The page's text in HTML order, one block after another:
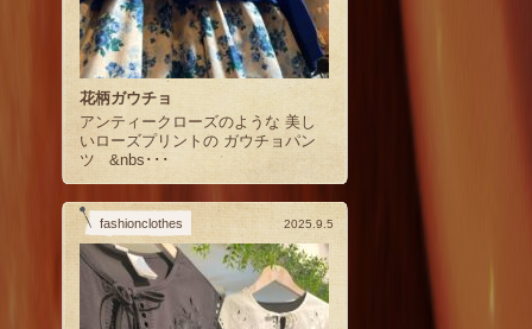
花柄ガウチョ
アンティークローズのような 美し
いローズプリントの ガウチョパン
ツ &nbs･･･
fashionclothes 2025.9.5